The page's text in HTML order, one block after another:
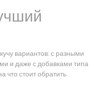
вариантов: с разными
и даже с добавками типа
что стоит обратить